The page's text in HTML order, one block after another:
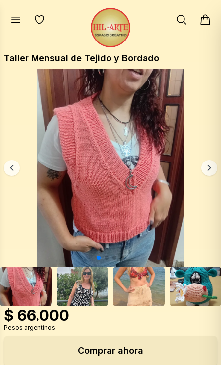
Taller Mensual de Tejido y Bordado
$ 66.000
Pesos argentinos
Comprar ahora